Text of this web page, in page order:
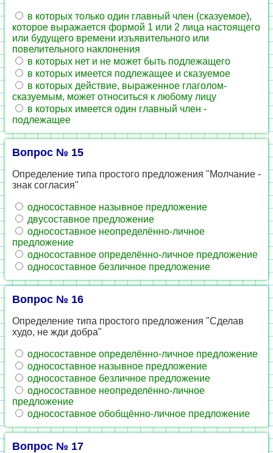
в которых только один главный член (сказуемое),
которое выражается формой 1 или 2 лица настоящего
или будущего времени изъявительного или
повелительного наклонения
в которых нет и не может быть подлежащего
в которых имеется подлежащее и сказуемое
в которых действие, выраженное глаголом-
сказуемым, может относиться к любому лицу
в которых имеется один главный член -
подлежащее
Вопрос № 15
Определение типа простого предложения "Молчание -
знак согласия"
односоставное назывное предложение
двусоставное предложение
односоставное неопределённо-личное
предложение
односоставное определённо-личное предложение
односоставное безличное предложение
Вопрос № 16
Определение типа простого предложения "Сделав
худо, не жди добра"
односоставное определённо-личное предложение
односоставное назывное предложение
односоставное безличное предложение
односоставное неопределённо-личное
предложение
односоставное обобщённо-личное предложение
Вопрос № 17